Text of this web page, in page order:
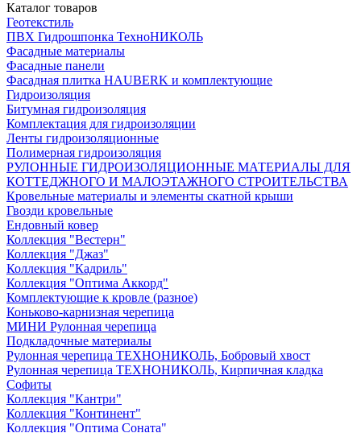
Каталог товаров
Геотекстиль
ПВХ Гидрошпонка ТехноНИКОЛЬ
Фасадные материалы
Фасадные панели
Фасадная плитка HAUBERK и комплектующие
Гидроизоляция
Битумная гидроизоляция
Комплектация для гидроизоляции
Ленты гидроизоляционные
Полимерная гидроизоляция
РУЛОННЫЕ ГИДРОИЗОЛЯЦИОННЫЕ МАТЕРИАЛЫ ДЛЯ
КОТТЕДЖНОГО И МАЛОЭТАЖНОГО СТРОИТЕЛЬСТВА
Кровельные материалы и элементы скатной крыши
Гвозди кровельные
Ендовный ковер
Коллекция "Вестерн"
Коллекция "Джаз"
Коллекция "Кадриль"
Коллекция "Оптима Аккорд"
Комплектующие к кровле (разное)
Коньково-карнизная черепица
МИНИ Рулонная черепица
Подкладочные материалы
Рулонная черепица ТЕХНОНИКОЛЬ, Бобровый хвост
Рулонная черепица ТЕХНОНИКОЛЬ, Кирпичная кладка
Софиты
Коллекция "Кантри"
Коллекция "Континент"
Коллекция "Оптима Соната"